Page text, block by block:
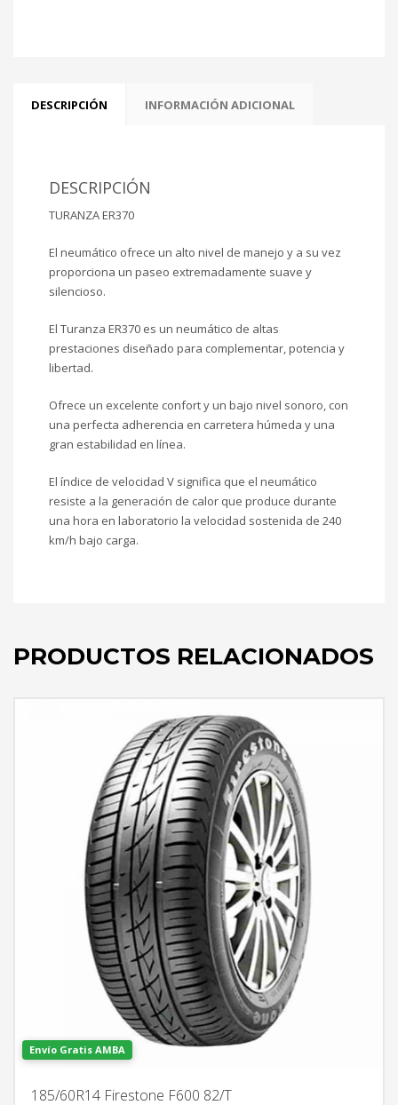
DESCRIPCIÓN INFORMACIÓN ADICIONAL
DESCRIPCIÓN
TURANZA ER370
El neumático ofrece un alto nivel de manejo y a su vez
proporciona un paseo extremadamente suave y
silencioso.
El Turanza ER370 es un neumático de altas
prestaciones diseñado para complementar, potencia y
libertad.
Ofrece un excelente confort y un bajo nivel sonoro, con
una perfecta adherencia en carretera húmeda y una
gran estabilidad en línea.
El índice de velocidad V significa que el neumático
resiste a la generación de calor que produce durante
una hora en laboratorio la velocidad sostenida de 240
km/h bajo carga.
PRODUCTOS RELACIONADOS
Envío Gratis AMBA
185/60R14 Firestone F600 82/T